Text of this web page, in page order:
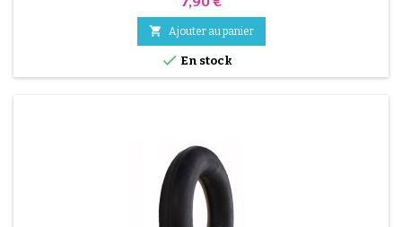
 Ajouter au panier
 En stock